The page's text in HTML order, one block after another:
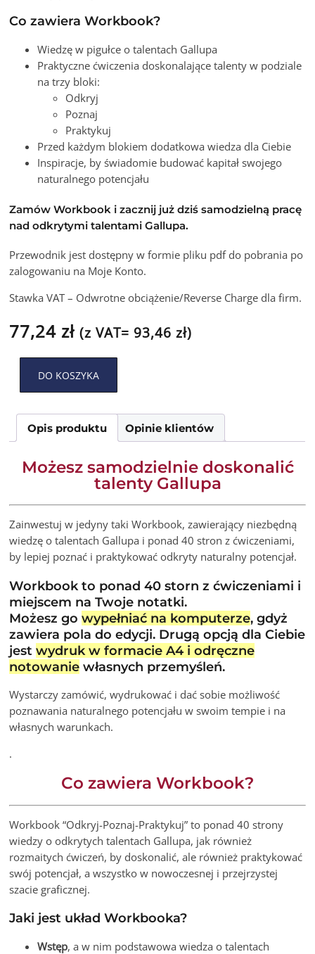
Co zawiera Workbook?
Wiedzę w pigułce o talentach Gallupa
Praktyczne ćwiczenia doskonalające talenty w podziale
na trzy bloki:
Odkryj
Poznaj
Praktykuj
Przed każdym blokiem dodatkowa wiedza dla Ciebie
Inspiracje, by świadomie budować kapitał swojego
naturalnego potencjału
Zamów Workbook i zacznij już dziś samodzielną pracę
nad odkrytymi talentami Gallupa.
Przewodnik jest dostępny w formie pliku pdf do pobrania po
zalogowaniu na Moje Konto.
Stawka VAT – Odwrotne obciążenie/Reverse Charge dla firm.
77,24 zł (z VAT= 93,46zł)
DO KOSZYKA
Opis produktu Opinie klientów
Możesz samodzielnie doskonalić
talenty Gallupa
Zainwestuj w jedyny taki Workbook, zawierający niezbędną
wiedzę o talentach Gallupa i ponad 40 stron z ćwiczeniami,
by lepiej poznać i praktykować odkryty naturalny potencjał.
Workbook to ponad 40 storn z ćwiczeniami i
miejscem na Twoje notatki.
Możesz gowypełniać na komputerze, gdyż
zawiera pola do edycji. Drugą opcją dla Ciebie
jestwydruk w formacie A4 i odręczne
notowanie własnych przemyśleń.
Wystarczy zamówić, wydrukować i dać sobie możliwość
poznawania naturalnego potencjału w swoim tempie i na
własnych warunkach.
.
Co zawiera Workbook?
Workbook “Odkryj-Poznaj-Praktykuj” to ponad 40 strony
wiedzy o odkrytych talentach Gallupa, jak również
rozmaitych ćwiczeń, by doskonalić, ale również praktykować
swój potencjał, a wszystko w nowoczesnej i przejrzystej
szacie graficznej.
Jaki jest układ Workbooka?
Wstęp, a w nim podstawowa wiedza o talentach